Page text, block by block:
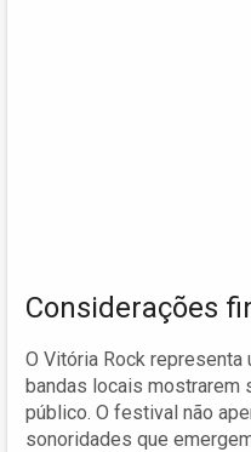
Considerações
O Vitória Rock representa
bandas locais mostrarem
público. O festival não
sonoridades que